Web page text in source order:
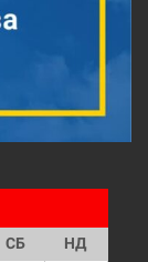
СБ НД